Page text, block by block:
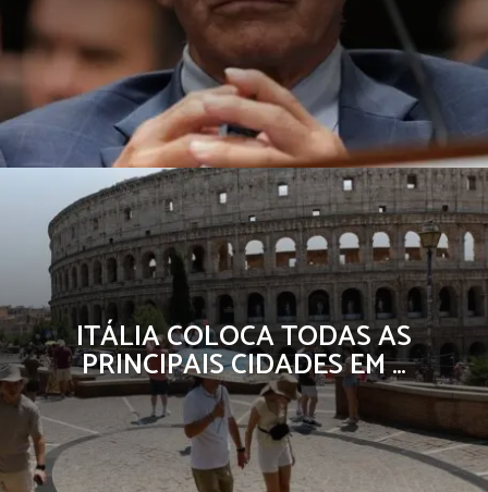
ITÁLIA COLOCA TODAS AS
PRINCIPAIS CIDADES EM …